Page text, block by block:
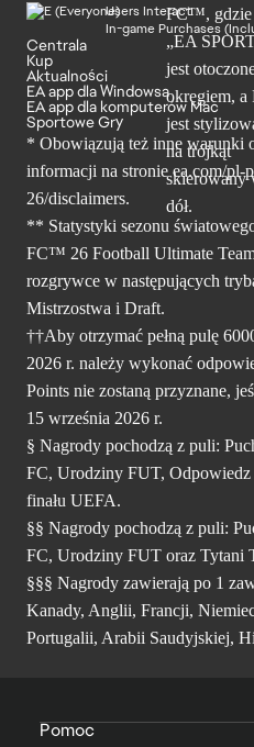
Users Interact
In-game Purchases
Centrala
Kup
Aktualności
EA app dla Windowsa
EA app dla komputerów Mac
Sportowe Gry
* Obowiązują też inne warunki
informacji na stronie ea.com/pl-
26/disclaimers.
** Statystyki sezonu
FC™ 26 Football Ultimate
rozgrywce w następujących
Mistrzostwa i Draft.
††Aby otrzymać pełną pulę
2026 r. należy wykonać
Points nie zostaną przyznane,
15 września 2026 r.
§ Nagrody pochodzą z puli:
FC, Urodziny FUT, Odpowiedz
finału UEFA.
§§ Nagrody pochodzą z puli:
FC, Urodziny FUT oraz Tytani
§§§ Nagrody zawierają po 1
Kanady, Anglii, Francji,
Portugalii, Arabii Saudyjskiej,
Pomoc